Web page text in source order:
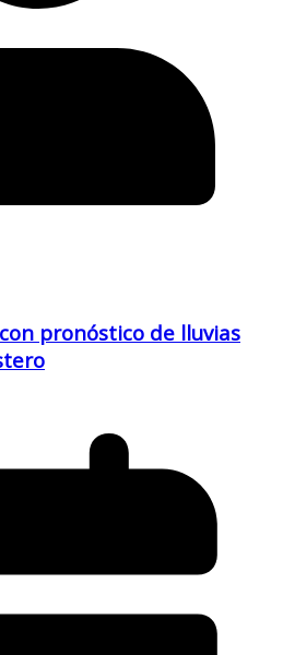
pronóstico de lluvias